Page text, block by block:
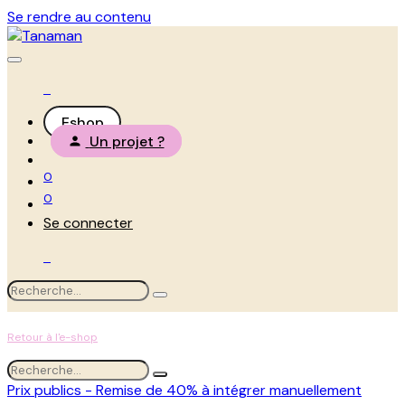
Se rendre au contenu
Eshop
Un projet ?
0
0
Se connecter
Retour à l'e-shop
Prix publics - Remise de 40% à intégrer manuellement